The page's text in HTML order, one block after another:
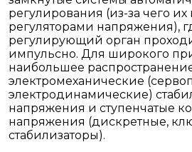
регулирования (из-за чего
регуляторами напряжения),
регулирующий орган
импульсно. Для широкого
наибольшее
электромеханические
электродинамические)
напряжения и ступенчатые
напряжения (дискретные,
стабилизаторы).